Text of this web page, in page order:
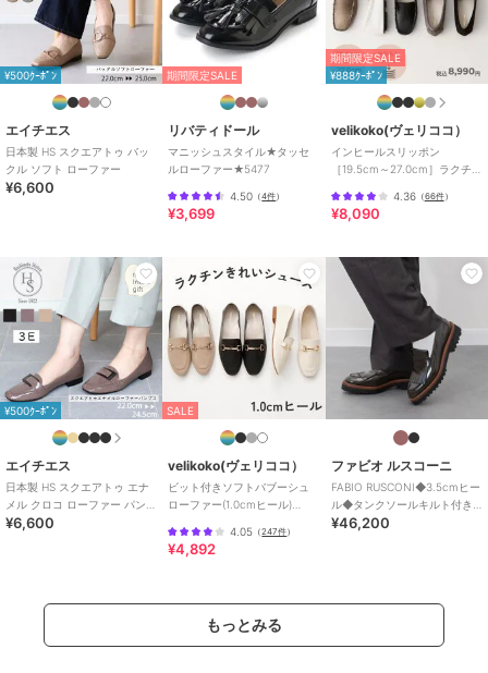
¥500ｸｰﾎﾟﾝ
エイチエス
日本製 HS スクエアトゥ バッ
クル ソフト ローファー
¥6,600
期間限定SALE
リバティドール
マニッシュスタイル★タッセ
ルローファー★5477
4.50 （4件）
¥3,699
期間限定SALE
¥888ｸｰﾎﾟﾝ
velikoko(ヴェリココ）
インヒールスリッポン
［19.5cm～27.0cm］ラクチン
4.36（66件）
¥8,090
¥500ｸｰﾎﾟﾝ
エイチエス
日本製 HS スクエアトゥ エナ
メル クロコ ローファー パンプ
ス
¥6,600
SALE
velikoko(ヴェリココ）
ビット付きソフトバブーシュ
ローファー(1.0cmヒール)
ューズ
4.05 （247件）
¥4,892
ファビオ ルスコーニ
FABIO RUSCONI◆3.5cmヒー
ル◆タンクソールキルト付き
ローファー
¥46,200
もっとみる